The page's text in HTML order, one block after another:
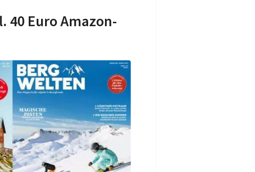
40 Euro Amazon-